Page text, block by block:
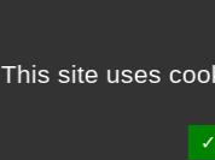
This site uses